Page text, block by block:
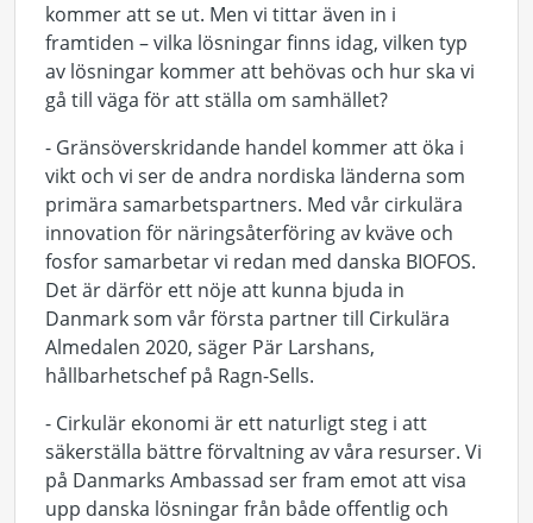
kommer att se ut. Men vi tittar även in i
framtiden – vilka lösningar finns idag, vilken typ
av lösningar kommer att behövas och hur ska vi
gå till väga för att ställa om samhället?
- Gränsöverskridande handel kommer att öka i
vikt och vi ser de andra nordiska länderna som
primära samarbetspartners. Med vår cirkulära
innovation för näringsåterföring av kväve och
fosfor samarbetar vi redan med danska BIOFOS.
Det är därför ett nöje att kunna bjuda in
Danmark som vår första partner till Cirkulära
Almedalen 2020, säger Pär Larshans,
hållbarhetschef på Ragn-Sells.
- Cirkulär ekonomi är ett naturligt steg i att
säkerställa bättre förvaltning av våra resurser. Vi
på Danmarks Ambassad ser fram emot att visa
upp danska lösningar från både offentlig och